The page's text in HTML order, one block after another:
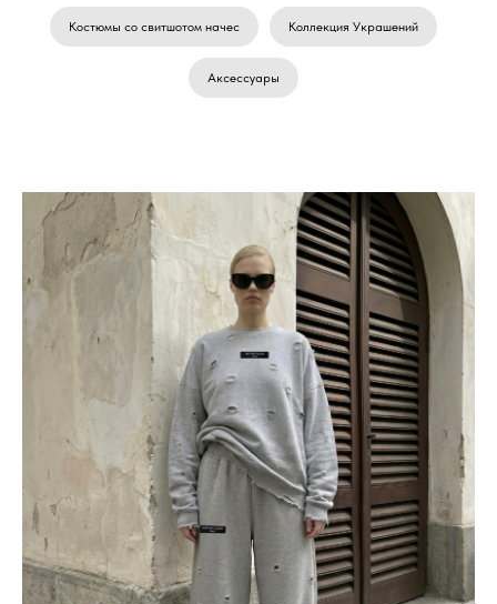
Костюмы со свитшотом начес Коллекция Украшений
Аксессуары